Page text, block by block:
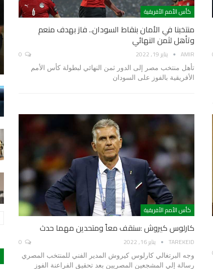
كأس الأمم الأفريقية
منتخبنا في الأمان بنقاط السودان.. فاز بهدف منعم
وتأهل لثمن النهائي
AMIR يناير 19, 2022
تأهل منتخب مصر إلى الدور ثمن النهائي لبطولة كأس الأمم
الأفريقية بالفوز على السودان
كأس الأمم الأفريقية
كارلوس كيروش :سنقف معاً ومتحدين مهما حدث
TAREKEID يناير 16, 2022
وجه البرتغالي كارلوس كيروش المدير الفني للمنتخب المصري
رسالة إلي المشجعين المصريين بعد تحقيق الفراعنة الفوز